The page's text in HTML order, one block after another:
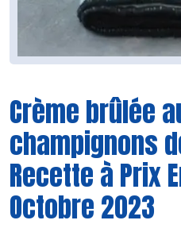
Crème brûlée
champignons
Recette à Prix
Octobre 2023